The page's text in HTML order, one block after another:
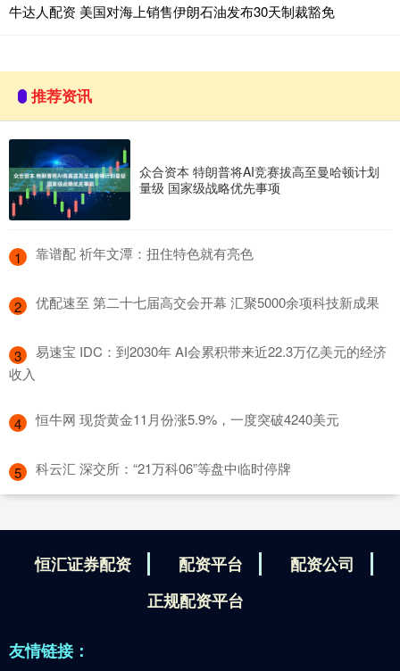
牛达人配资 美国对海上销售伊朗石油发布30天制裁豁免
推荐资讯
众合资本 特朗普将AI竞赛拔高至曼哈顿计划
量级 国家级战略优先事项
1 ​靠谱配 祈年文潭：扭住特色就有亮色
2 ​优配速至 第二十七届高交会开幕 汇聚5000余项科技新成果
3
​易速宝 IDC：到2030年 AI会累积带来近22.3万亿美元的经济
收入
4 ​恒牛网 现货黄金11月份涨5.9%，一度突破4240美元
5 ​科云汇 深交所：“21万科06”等盘中临时停牌
恒汇证券配资 配资平台
配资公司
正规配资平台
友情链接：